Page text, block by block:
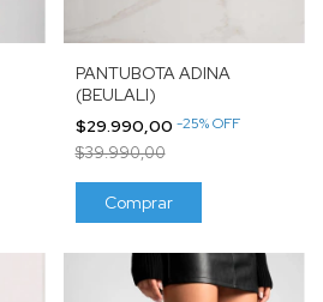
PANTUBOTA ADINA
(BEULALI)
$29.990,00 -25%OFF
$39.990,00
Comprar